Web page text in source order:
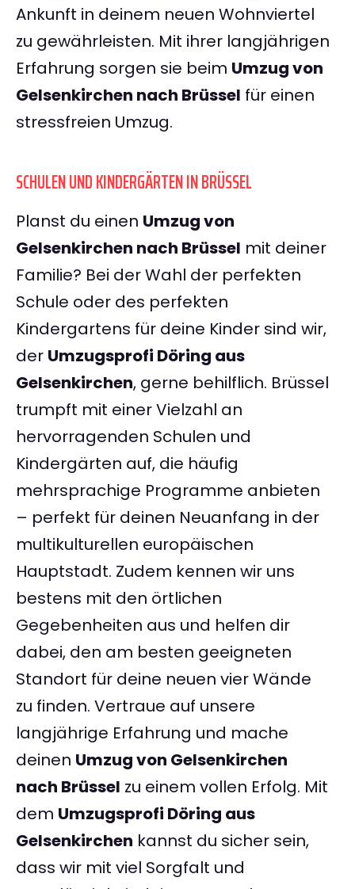
Ankunft in deinem neuen Wohnviertel
zu gewährleisten. Mit ihrer langjährigen
Erfahrung sorgen sie beim Umzug von
Gelsenkirchen nach Brüssel für einen
stressfreien Umzug.
SCHULEN UND KINDERGÄRTEN IN BRÜSSEL
Planst du einen Umzug von
Gelsenkirchen nach Brüssel mit deiner
Familie? Bei der Wahl der perfekten
Schule oder des perfekten
Kindergartens für deine Kinder sind wir,
der Umzugsprofi Döring aus
Gelsenkirchen, gerne behilflich. Brüssel
trumpft mit einer Vielzahl an
hervorragenden Schulen und
Kindergärten auf, die häufig
mehrsprachige Programme anbieten
– perfekt für deinen Neuanfang in der
multikulturellen europäischen
Hauptstadt. Zudem kennen wir uns
bestens mit den örtlichen
Gegebenheiten aus und helfen dir
dabei, den am besten geeigneten
Standort für deine neuen vier Wände
zu finden. Vertraue auf unsere
langjährige Erfahrung und mache
deinen Umzug von Gelsenkirchen
nach Brüssel zu einem vollen Erfolg. Mit
dem Umzugsprofi Döring aus
Gelsenkirchen kannst du sicher sein,
dass wir mit viel Sorgfalt und